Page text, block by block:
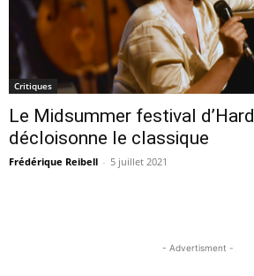
Critiques
Le Midsummer festival
décloisonne le classique
Frédérique Reibell - 5 juillet 2021
- Advertisment -